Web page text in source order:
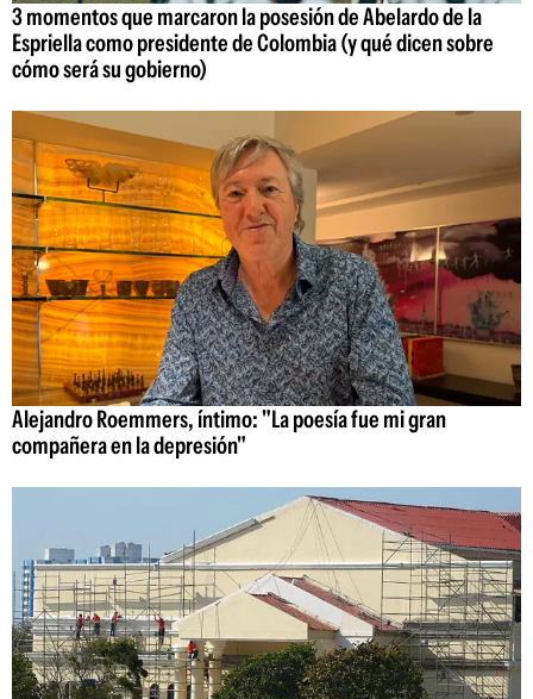
3 momentos que marcaron la posesión de Abelardo de la
Espriella como presidente de Colombia (y qué dicen sobre
cómo será su gobierno)
Alejandro Roemmers, íntimo: "La poesía fue mi gran
compañera en la depresión"